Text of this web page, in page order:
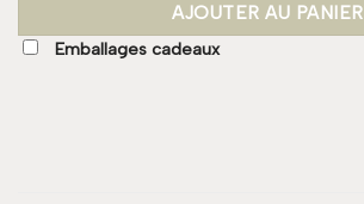
AJOUTER AU PANIER
Emballages cadeaux